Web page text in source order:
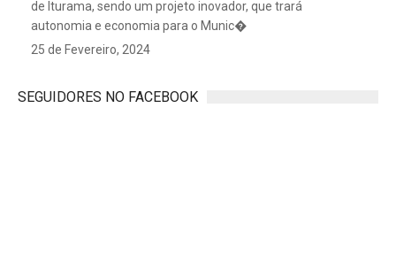
de Iturama, sendo um projeto inovador, que trará
autonomia e economia para o Munic�
25 de Fevereiro, 2024
SEGUIDORES NO FACEBOOK